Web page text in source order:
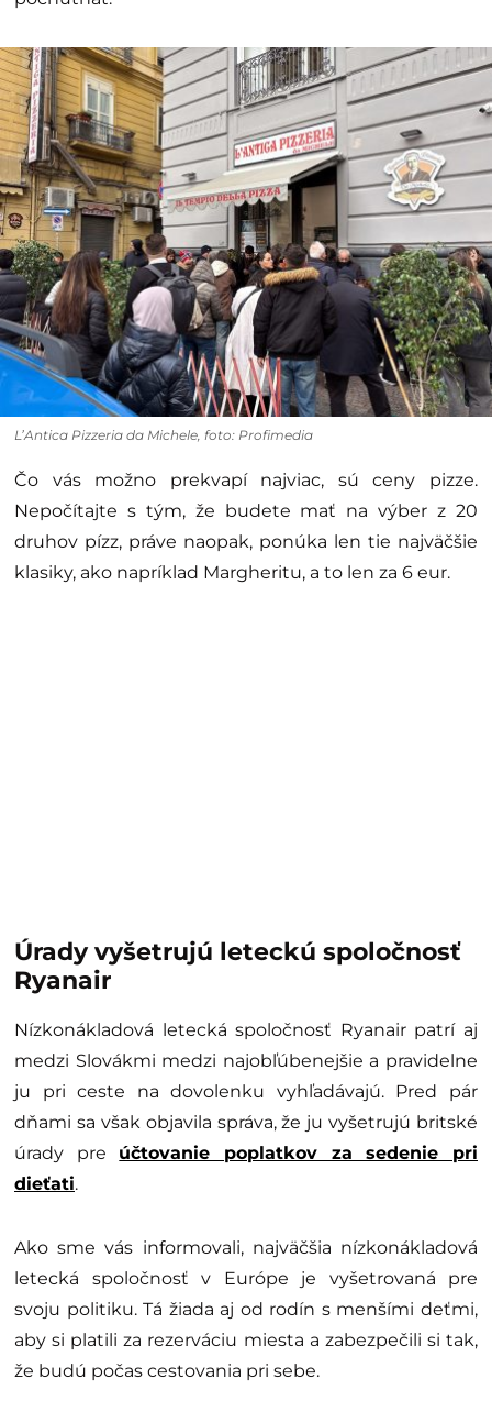
L’Antica Pizzeria da Michele, foto: Profimedia
Čo vás možno prekvapí najviac, sú ceny pizze.
Nepočítajte s tým, že budete mať na výber z 20
druhov pízz, práve naopak, ponúka len tie najväčšie
klasiky, ako napríklad Margheritu, a to len za 6 eur.
Úrady vyšetrujú leteckú spoločnosť
Ryanair
Nízkonákladová letecká spoločnosť Ryanair patrí aj
medzi Slovákmi medzi najobľúbenejšie a pravidelne
ju pri ceste na dovolenku vyhľadávajú. Pred pár
dňami sa však objavila správa, že ju vyšetrujú britské
úrady pre účtovanie poplatkov za sedenie pri
dieťati.
Ako sme vás informovali, najväčšia nízkonákladová
letecká spoločnosť v Európe je vyšetrovaná pre
svoju politiku. Tá žiada aj od rodín s menšími deťmi,
aby si platili za rezerváciu miesta a zabezpečili si tak,
že budú počas cestovania pri sebe.